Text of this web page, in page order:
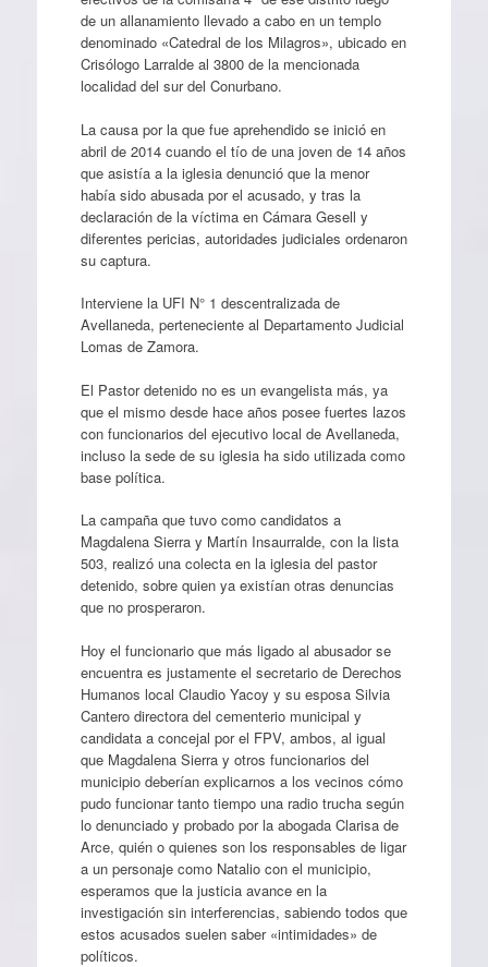
de un allanamiento llevado a cabo en un templo
denominado «Catedral de los Milagros», ubicado en
Crisólogo Larralde al 3800 de la mencionada
localidad del sur del Conurbano.
La causa por la que fue aprehendido se inició en
abril de 2014 cuando el tío de una joven de 14 años
que asistía a la iglesia denunció que la menor
había sido abusada por el acusado, y tras la
declaración de la víctima en Cámara Gesell y
diferentes pericias, autoridades judiciales ordenaron
su captura.
Interviene la UFI N° 1 descentralizada de
Avellaneda, perteneciente al Departamento Judicial
Lomas de Zamora.
El Pastor detenido no es un evangelista más, ya
que el mismo desde hace años posee fuertes lazos
con funcionarios del ejecutivo local de Avellaneda,
incluso la sede de su iglesia ha sido utilizada como
base política.
La campaña que tuvo como candidatos a
Magdalena Sierra y Martín Insaurralde, con la lista
503, realizó una colecta en la iglesia del pastor
detenido, sobre quien ya existían otras denuncias
que no prosperaron.
Hoy el funcionario que más ligado al abusador se
encuentra es justamente el secretario de Derechos
Humanos local Claudio Yacoy y su esposa Silvia
Cantero directora del cementerio municipal y
candidata a concejal por el FPV, ambos, al igual
que Magdalena Sierra y otros funcionarios del
municipio deberían explicarnos a los vecinos cómo
pudo funcionar tanto tiempo una radio trucha según
lo denunciado y probado por la abogada Clarisa de
Arce, quién o quienes son los responsables de ligar
a un personaje como Natalio con el municipio,
esperamos que la justicia avance en la
investigación sin interferencias, sabiendo todos que
estos acusados suelen saber «intimidades» de
políticos.